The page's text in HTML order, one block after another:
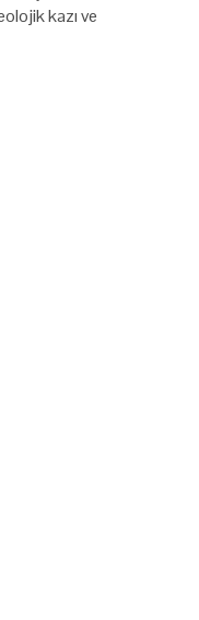
kazı ve